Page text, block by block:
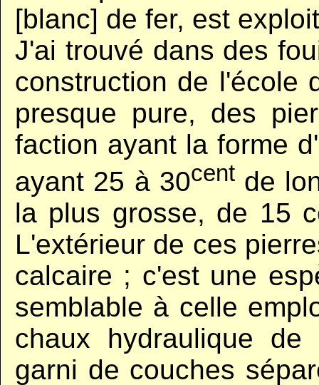
[blanc] de fer, est
J'ai trouvé dans des
construction de l'école
presque pure, des
faction ayant la forme
ayant 25 à 30centde
la plus grosse, de 15
L'extérieur de ces
calcaire ; c'est une
semblable à celle
chaux hydraulique
garni de couches